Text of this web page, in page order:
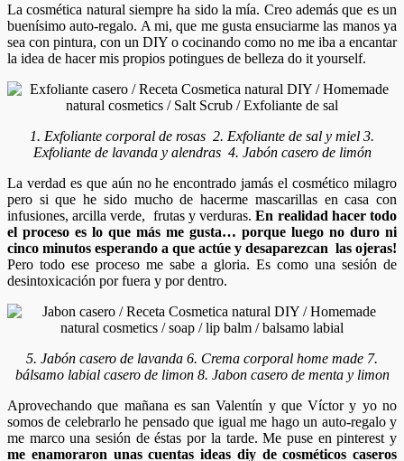
La cosmética natural siempre ha sido la mía. Creo además que es un
buenísimo auto-regalo. A mi, que me gusta ensuciarme las manos ya
sea con pintura, con un DIY o cocinando como no me iba a encantar
la idea de hacer mis propios potingues de belleza do it yourself.
1. Exfoliante corporal de rosas 2. Exfoliante de sal y miel 3.
Exfoliante de lavanda y alendras 4. Jabón casero de limón
La verdad es que aún no he encontrado jamás el cosmético milagro
pero si que he sido mucho de hacerme mascarillas en casa con
infusiones, arcilla verde, frutas y verduras.En realidad hacer todo
el proceso es lo que más me gusta… porque luego no duro ni
cinco minutos esperando a que actúe y desaparezcan las ojeras!
Pero todo ese proceso me sabe a gloria. Es como una sesión de
desintoxicación por fuera y por dentro.
5. Jabón casero de lavanda 6. Crema corporal home made 7.
bálsamo labial casero de limon 8. Jabon casero de menta y limon
Aprovechando que mañana es san Valentín y que Víctor y yo no
somos de celebrarlo he pensado que igual me hago un auto-regalo y
me marco una sesión de éstas por la tarde. Me puse en pinterest y
me enamoraron unas cuentas ideas diy de cosméticos caseros